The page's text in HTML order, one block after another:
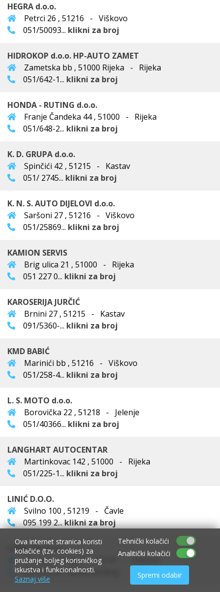
HEGRA d.o.o.
Petrci 26 , 51216 - Viškovo
051/50093... klikni za broj
HIDROKOP d.o.o. HP-AUTO ZAMET
Zametska bb , 51000 Rijeka - Rijeka
051/642-1... klikni za broj
HONDA - RUTING d.o.o.
Franje Čandeka 44 , 51000 - Rijeka
051/648-2... klikni za broj
K. D. GRUPA d.o.o.
Spinčići 42 , 51215 - Kastav
051/ 2745... klikni za broj
K. N. S. AUTO DIJELOVI d.o.o.
Saršoni 27 , 51216 - Viškovo
051/25869... klikni za broj
KAMION SERVIS
Brig ulica 21 , 51000 - Rijeka
051 227 0... klikni za broj
KAROSERIJA JURČIĆ
Brnini 27 , 51215 - Kastav
091/5360-... klikni za broj
KMD BABIĆ
Marinići bb , 51216 - Viškovo
051/258-4... klikni za broj
L. S. MOTO d.o.o.
Borovička 22 , 51218 - Jelenje
051/40366... klikni za broj
LANGHART AUTOCENTAR
Martinkovac 142 , 51000 - Rijeka
051/225-1... klikni za broj
LINIĆ D.O.O.
Svilno 100 , 51219 - Čavle
095 199 2...klikni za broj
LORILOR d.o.o.
Trampov breg 21 , 51216 - Viškovo
051/22639...klikni za broj
Ova internet stranica koristi
kolačiće (tzv. cookies) za
pružanje boljeg korisničkog
iskustva i funkcionalnosti.
Saznaj više
Tehnički kolačići
Analitički kolačići
Spremi odabir